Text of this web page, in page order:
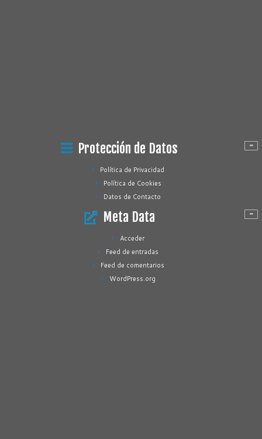
Protección de Datos
Política de Privacidad
Política de Cookies
Datos de Contacto
Meta Data
Acceder
Feed de entradas
Feed de comentarios
WordPress.org